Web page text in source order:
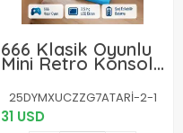
666 Klasik Oyunlu
Mini Retro Konsol
– Büyük Ekran
Desteği
25DYMXUCZZG7ATARİ-2-1
31 USD